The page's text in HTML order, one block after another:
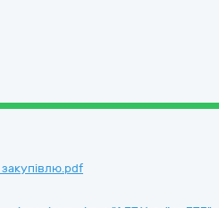
закупівлю.pdf